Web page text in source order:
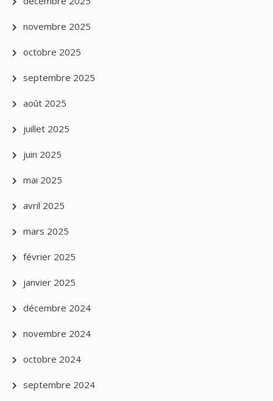
novembre 2025
octobre 2025
septembre 2025
août 2025
juillet 2025
juin 2025
mai 2025
avril 2025
mars 2025
février 2025
janvier 2025
décembre 2024
novembre 2024
octobre 2024
septembre 2024